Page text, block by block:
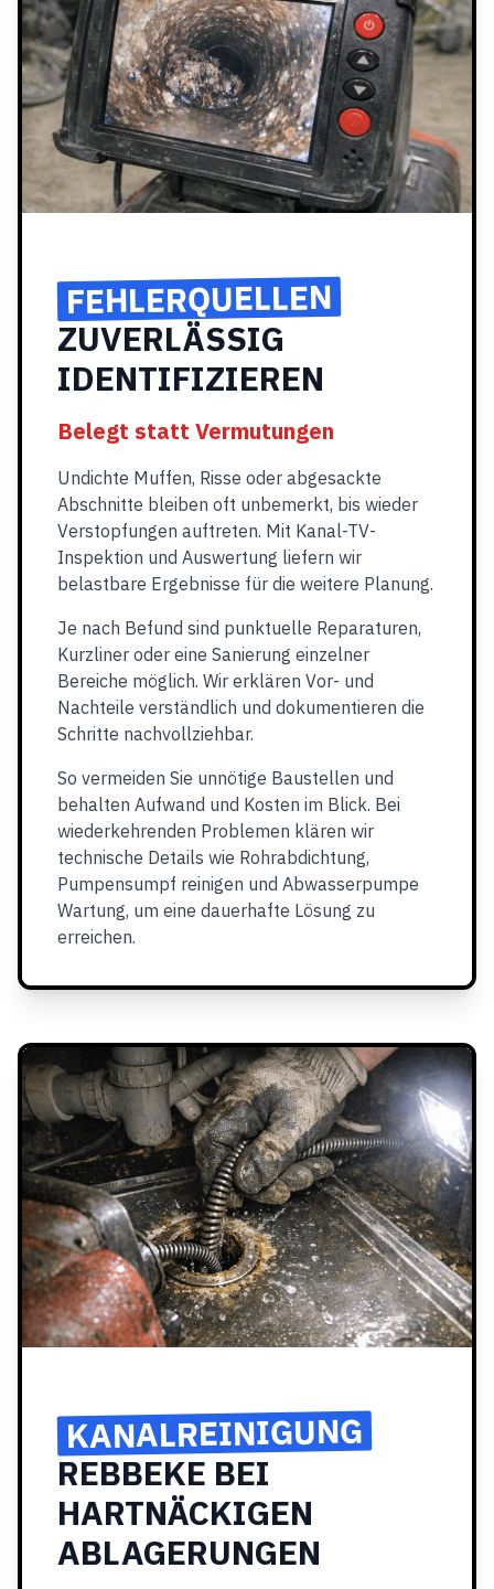
FEHLERQUELLEN
ZUVERLÄSSIG
IDENTIFIZIEREN
Belegt statt Vermutungen
Undichte Muffen, Risse oder abgesackte
Abschnitte bleiben oft unbemerkt, bis wieder
Verstopfungen auftreten. Mit Kanal-TV-
Inspektion und Auswertung liefern wir
belastbare Ergebnisse für die weitere Planung.
Je nach Befund sind punktuelle Reparaturen,
Kurzliner oder eine Sanierung einzelner
Bereiche möglich. Wir erklären Vor- und
Nachteile verständlich und dokumentieren die
Schritte nachvollziehbar.
So vermeiden Sie unnötige Baustellen und
behalten Aufwand und Kosten im Blick. Bei
wiederkehrenden Problemen klären wir
technische Details wie Rohrabdichtung,
Pumpensumpf reinigen und Abwasserpumpe
Wartung, um eine dauerhafte Lösung zu
erreichen.
KANALREINIGUNG
REBBEKE BEI
HARTNÄCKIGEN
ABLAGERUNGEN